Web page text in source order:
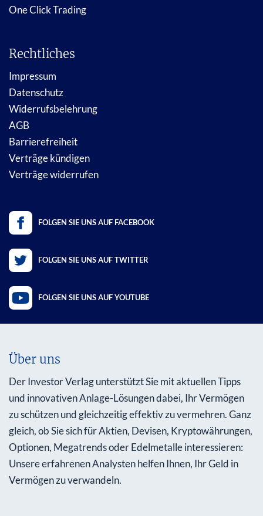
One Click Trading
Rechtliches
Impressum
Datenschutz
Widerrufsbelehrung
AGB
Barrierefreiheit
Verträge kündigen
Verträge widerrufen
FOLGEN SIE UNS AUF FACEBOOK
FOLGEN SIE UNS AUF TWITTER
FOLGEN SIE UNS AUF YOUTUBE
Über uns
Der Investor Verlag unterstützt Sie mit aktuellen Tipps
und innovativen Anlage-Lösungen dabei, Ihr Vermögen
zu schützen und gleichzeitig effektiv zu vermehren. Ganz
gleich, ob Sie sich für Aktien, Devisen, Kryptowährungen,
Optionen, Megatrends oder Edelmetalle interessieren:
Unsere erfahrenen Analysten helfen Ihnen, Ihr Geld in
Vermögen zu verwandeln.